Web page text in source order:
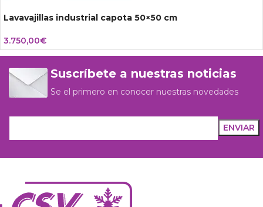
Lavavajillas industrial capota 50×50 cm
3.750,00€
Suscríbete a nuestras noticias
Se el primero en conocer nuestras novedades